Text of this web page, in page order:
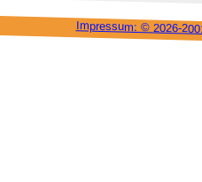
Impressum: © 2026-